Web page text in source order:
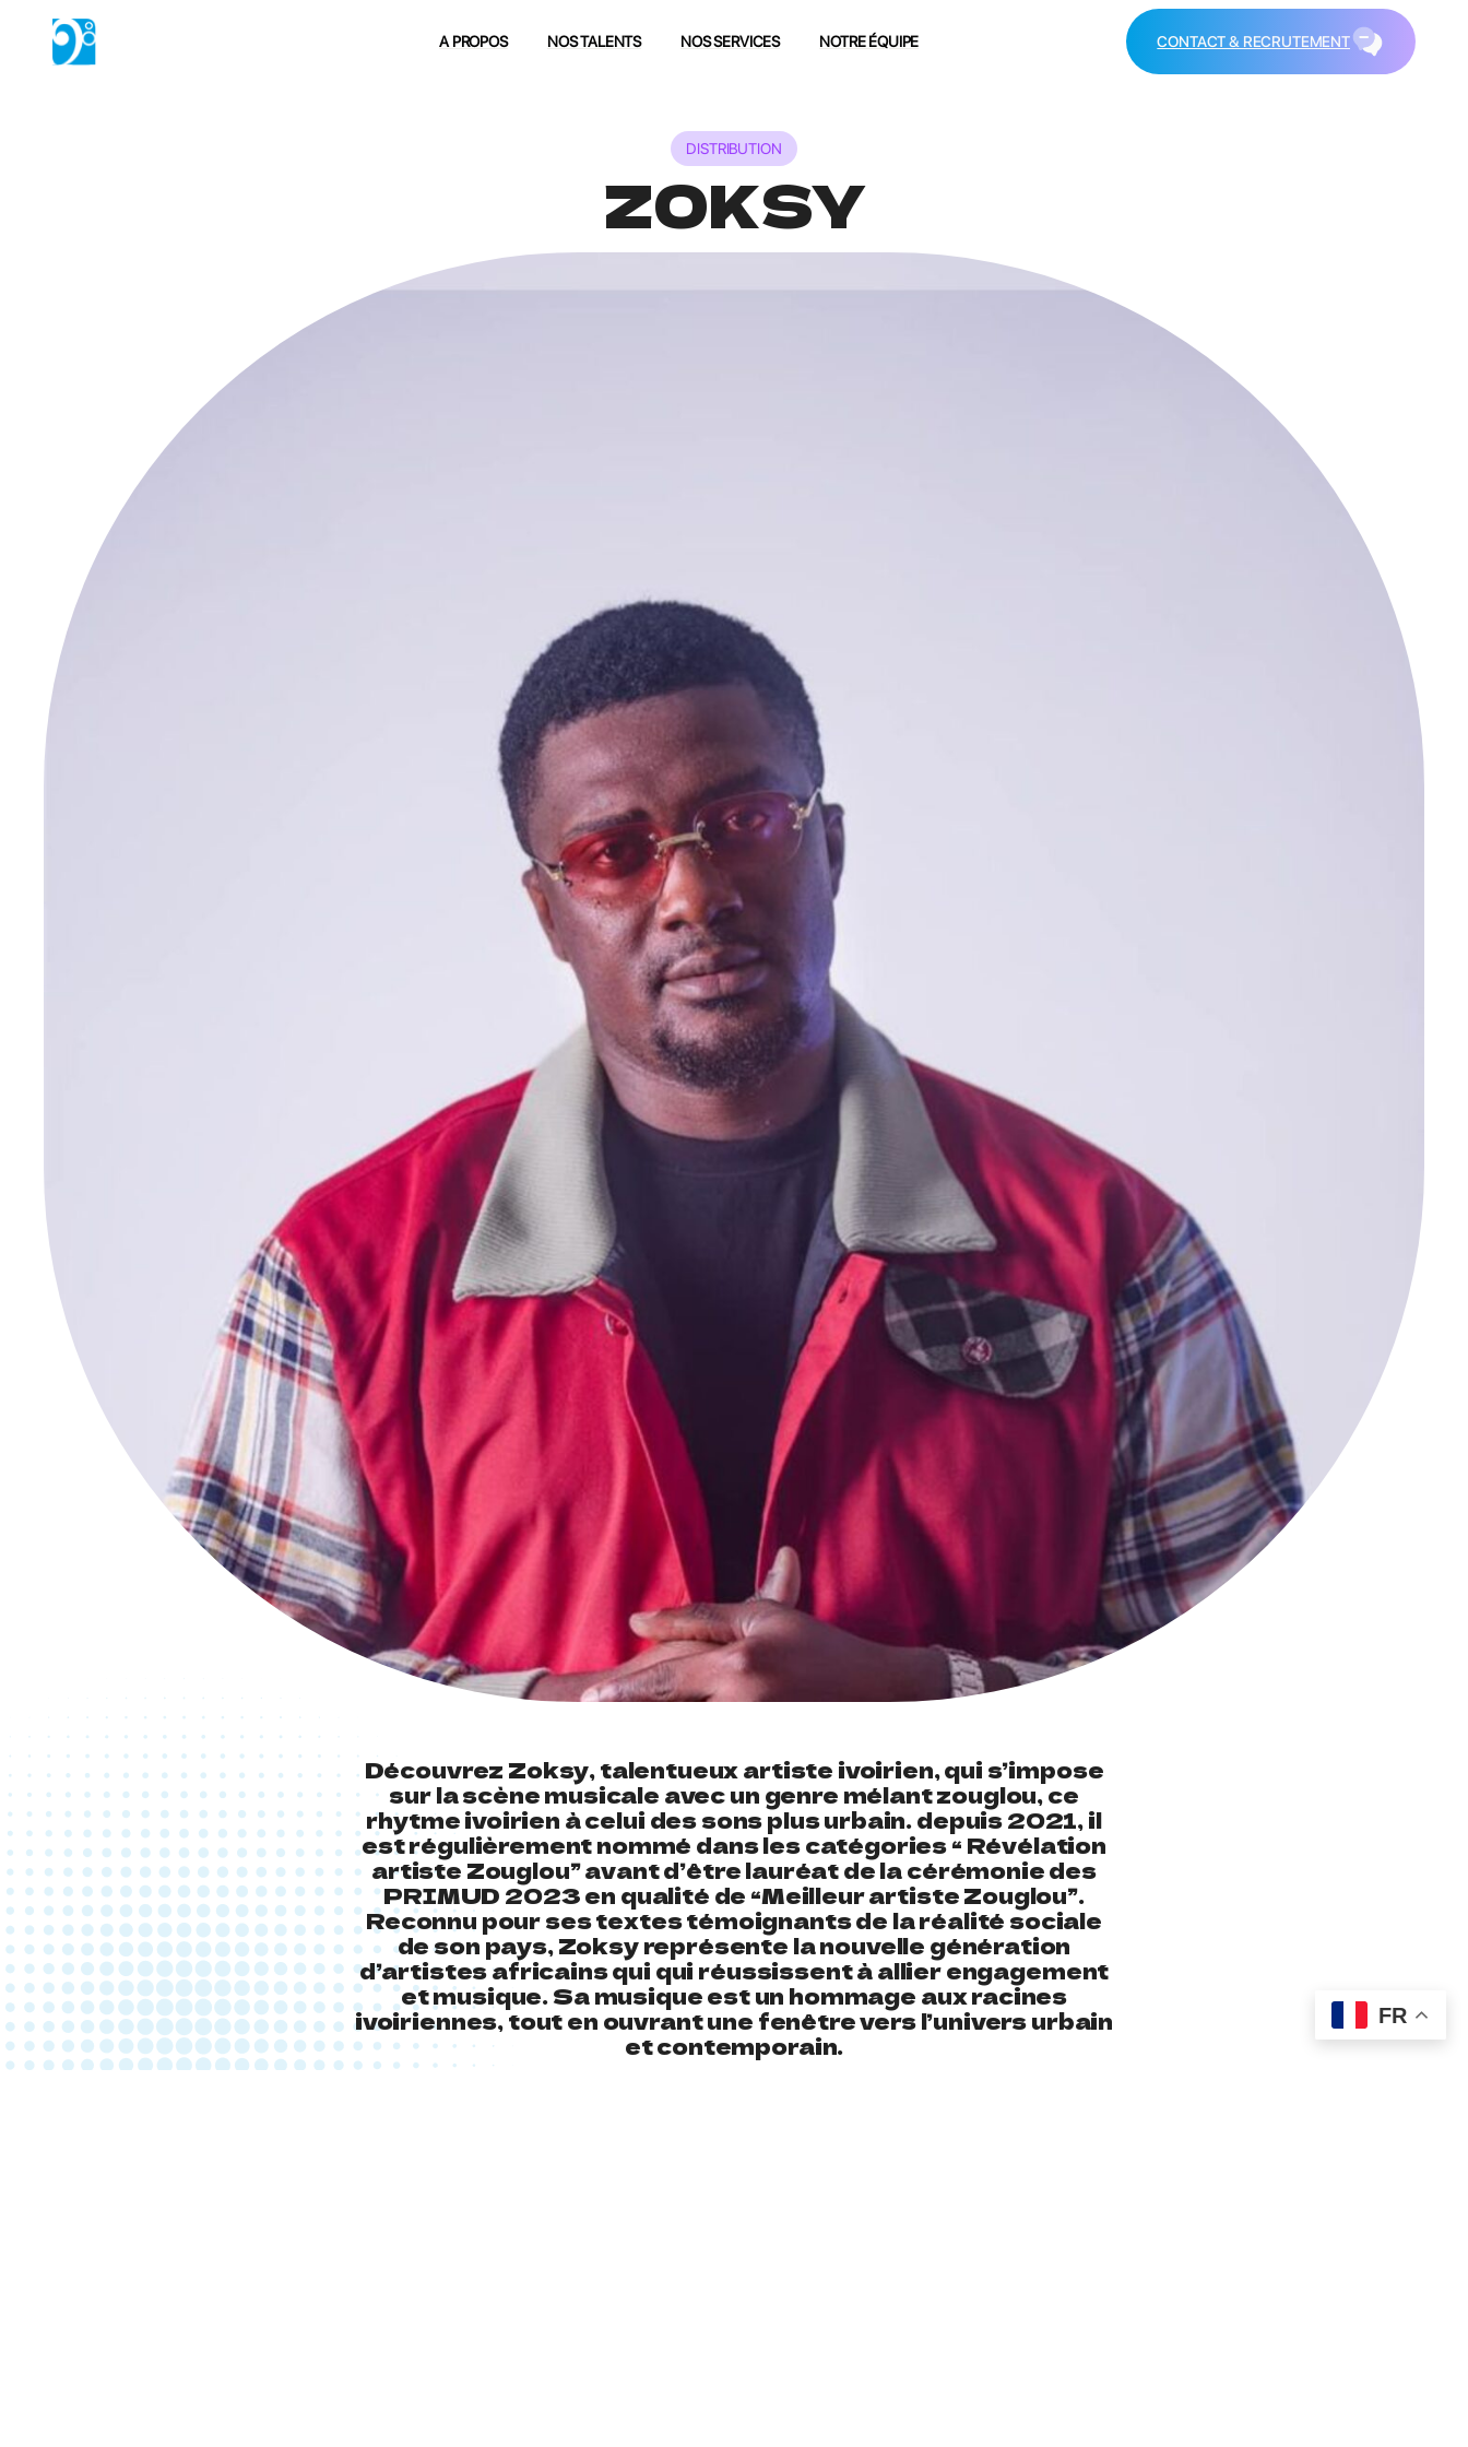
A PROPOS NOS TALENTS NOS SERVICES NOTRE ÉQUIPE CONTACT & RECRUTEMENT
DISTRIBUTION
ZOKSY
Découvrez Zoksy, talentueux artiste ivoirien, qui s’impose
sur la scène musicale avec un genre mélant zouglou, ce
rhytme ivoirien à celui des sons plus urbain. depuis 2021, il
est régulièrement nommé dans les catégories “ Révélation
artiste Zouglou” avant d’être lauréat de la cérémonie des
PRIMUD 2023 en qualité de “Meilleur artiste Zouglou”.
Reconnu pour ses textes témoignants de la réalité sociale
de son pays, Zoksy représente la nouvelle génération
d’artistes africains qui qui réussissent à allier engagement
et musique. Sa musique est un hommage aux racines
ivoiriennes, tout en ouvrant une fenêtre vers l’univers urbain
et contemporain.
FR